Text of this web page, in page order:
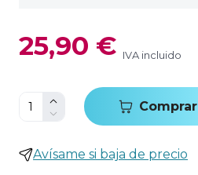
25,90 € IVA incluido
Comprar
Avísame si baja de precio